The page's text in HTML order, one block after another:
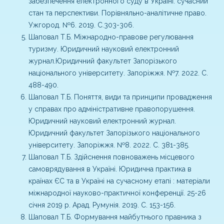
стан та перспективи. Порівняльно-аналітичне право.
Ужгород. №6. 2019. С.303-306.
Шаповал Т.Б. Міжнародно-правове регулювання
туризму. Юридичний науковий електронний
журнал.Юридичний факультет Запорізького
національного університету. Запоріжжя. №7. 2022. С.
488-490.
Шаповал Т.Б. Поняття, види та принципи провадження
у справах про адміністративне правопорушення.
Юридичний науковий електронний журнал.
Юридичний факультет Запорізького національного
університету. Запоріжжя. №8. 2022. С. 381-385.
Шаповал Т.Б. Здійснення повноважень місцевого
самоврядування в Україні. Юридична практика в
країнах ЄС та в Україні на сучасному етапі : матеріали
міжнародної науково-практичної конференції. 25-26
січня 2019 р. Арад. Румунія. 2019. С. 153-156.
Шаповал Т.Б. Формування майбутнього правника з